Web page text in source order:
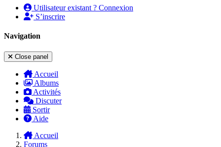
Utilisateur existant ? Connexion
S’inscrire
Navigation
Close panel
Accueil
Albums
Activités
Discuter
Sortir
Aide
Accueil
Forums